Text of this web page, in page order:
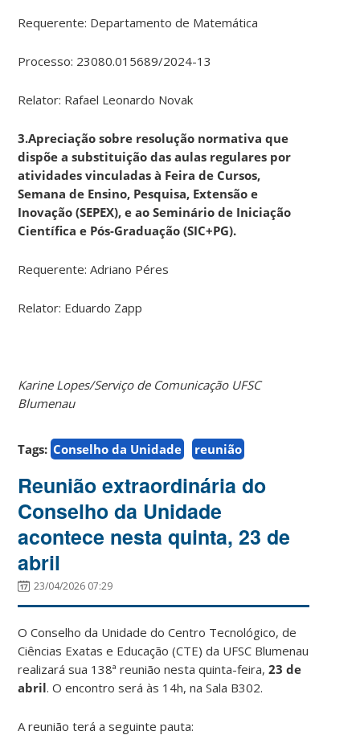
Requerente: Departamento de Matemática
Processo: 23080.015689/2024-13
Relator: Rafael Leonardo Novak
3.Apreciação sobre resolução normativa que
dispõe a substituição das aulas regulares por
atividades vinculadas à Feira de Cursos,
Semana de Ensino, Pesquisa, Extensão e
Inovação (SEPEX), e ao Seminário de Iniciação
Científica e Pós-Graduação (SIC+PG).
Requerente: Adriano Péres
Relator: Eduardo Zapp
Karine Lopes/Serviço de Comunicação UFSC
Blumenau
Tags: Conselho da Unidade reunião
Reunião extraordinária do
Conselho da Unidade
acontece nesta quinta, 23 de
abril
23/04/2026 07:29
O Conselho da Unidade do Centro Tecnológico, de
Ciências Exatas e Educação (CTE) da UFSC Blumenau
realizará sua 138ª reunião nesta quinta-feira, 23 de
abril. O encontro será às 14h, na Sala B302.
A reunião terá a seguinte pauta: